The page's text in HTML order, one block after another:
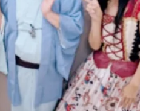
ションプリンセス【公式】